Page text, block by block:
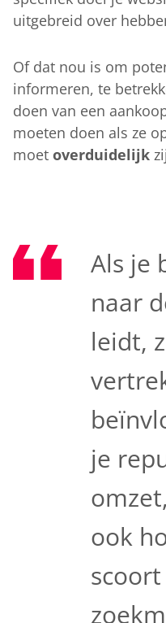
uitgebreid over
Of dat nou is om
informeren, te
doen van een
moeten doen als ze
moet overduidelijk
Als je
naar
leidt,
je
ook